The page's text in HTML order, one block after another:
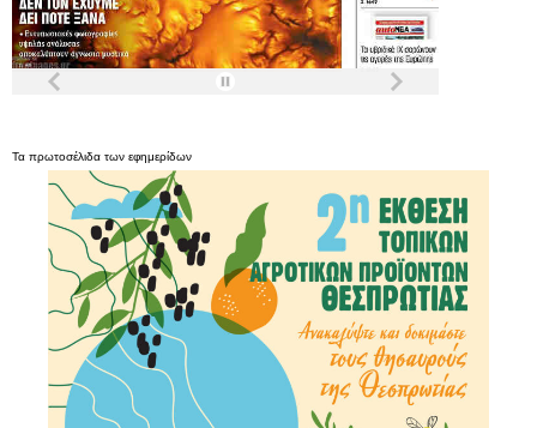
Τα πρωτοσέλιδα των εφημερίδων